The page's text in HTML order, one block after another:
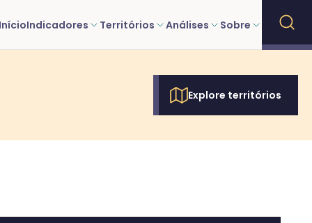
InícioIndicadores Territórios Análises Sobre
Explore territórios